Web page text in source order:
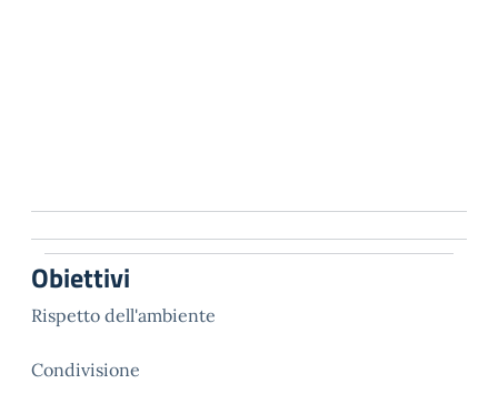
Obiettivi
Rispetto dell'ambiente
Condivisione